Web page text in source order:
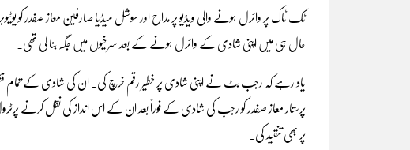
ٹک ٹاک پر وائرل ہونے والی ویڈیو پر مداح اور سوشل میڈیا صارفین معاز
حال ہی میں اپنی شادی کے وائرل ہونے کے بعد سرخیوں میں جگہ بنا لی تھی۔
یاد رہے کہ رجب بٹ نے اپنی شادی پر خطیر رقم خرچ کی۔ ان کی شادی کے تمام
پرستار معاز صفدر کو رجب کی شادی کے فوراً بعد ان کے اس انداز کی نقل کرنے
پر بھی تنقید کی۔